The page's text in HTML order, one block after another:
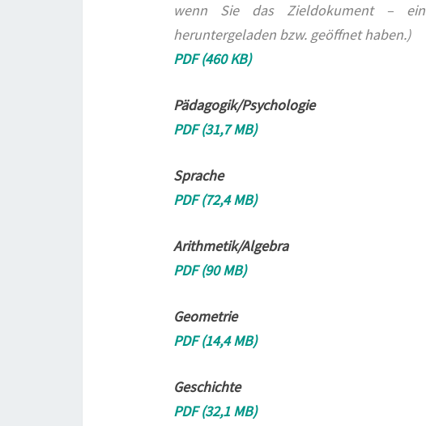
wenn Sie das Zieldokument –
heruntergeladen bzw. geöffnet haben.)
PDF (460 KB)
Pädagogik/Psychologie
PDF (31,7 MB)
Sprache
PDF (72,4 MB)
Arithmetik/Algebra
PDF (90 MB)
Geometrie
PDF (14,4 MB)
Geschichte
PDF (32,1 MB)